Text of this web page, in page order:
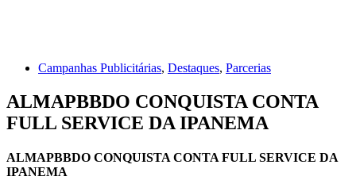
Campanhas Publicitárias, Destaques, Parcerias
ALMAPBBDO CONQUISTA CONTA
FULL SERVICE DA IPANEMA
ALMAPBBDO CONQUISTA CONTA FULL SERVICE DA
IPANEMA